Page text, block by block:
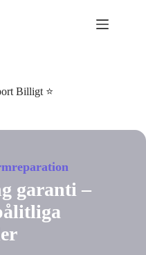
Billigt ⭐
garanti –